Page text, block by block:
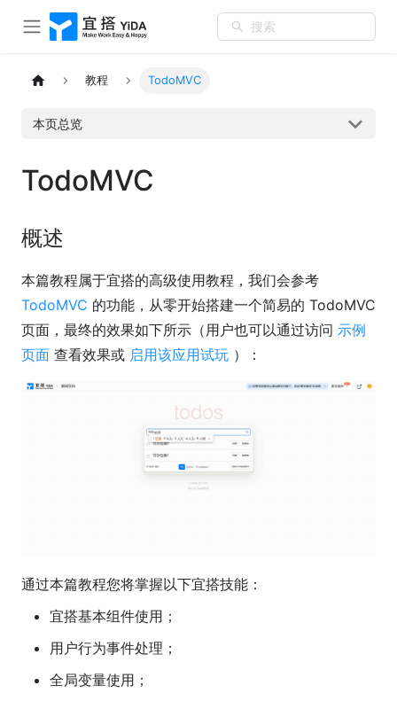
搜索
教程 TodoMVC
本页总览
TodoMVC
概述
本篇教程属于宜搭的高级使用教程，我们会参考
TodoMVC 的功能，从零开始搭建一个简易的 TodoMVC
页面，最终的效果如下所示（用户也可以通过访问 示例
页面 查看效果或 启用该应用试玩 ）：
通过本篇教程您将掌握以下宜搭技能：
宜搭基本组件使用；
用户行为事件处理；
全局变量使用；